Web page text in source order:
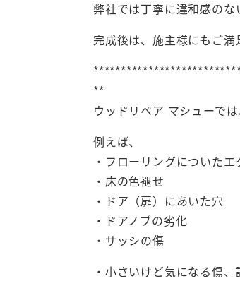
弊社では丁寧に違和感のな
完成後は、施主様にもご満
**
ウッドリペア マシューで
例えば、
・フローリングについた
・床の色褪せ
・ドア（扉）にあいた穴
・ドアノブの劣化
・サッシの傷
・小さいけど気になる傷